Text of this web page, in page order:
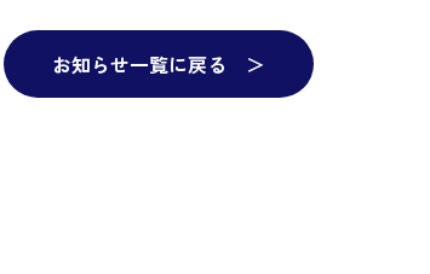
お知らせ一覧に戻る ＞